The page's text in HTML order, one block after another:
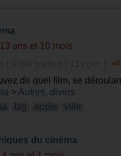
ans et 10 mois
de quel film, se
> Autres, divers
big apple ville
du cinéma